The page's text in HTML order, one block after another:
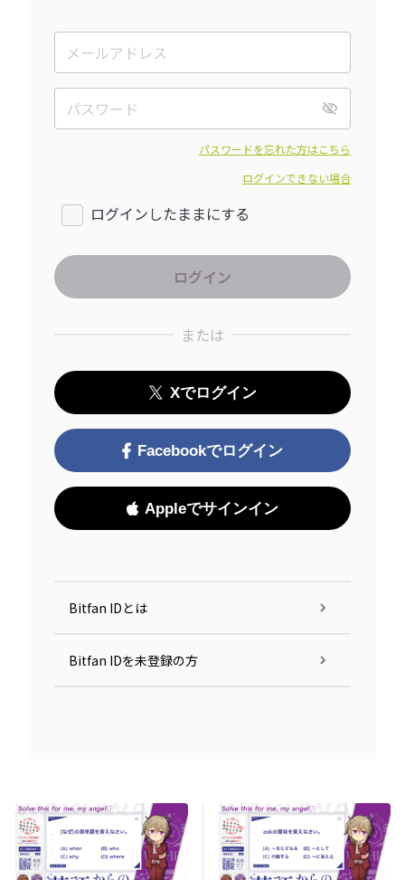
パスワードを忘れた方はこちら
ログインできない場合
ログインしたままにする
または
Xでログイン
Facebookでログイン
Appleでサインイン
Bitfan IDとは
Bitfan IDを未登録の方